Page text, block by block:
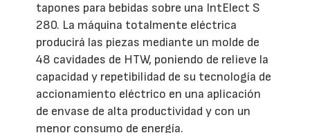
tapones para bebidas sobre una IntElect S
280. La máquina totalmente eléctrica
producirá las piezas mediante un molde de
48 cavidades de HTW, poniendo de relieve la
capacidad y repetibilidad de su tecnología de
accionamiento eléctrico en una aplicación
de envase de alta productividad y con un
menor consumo de energía.